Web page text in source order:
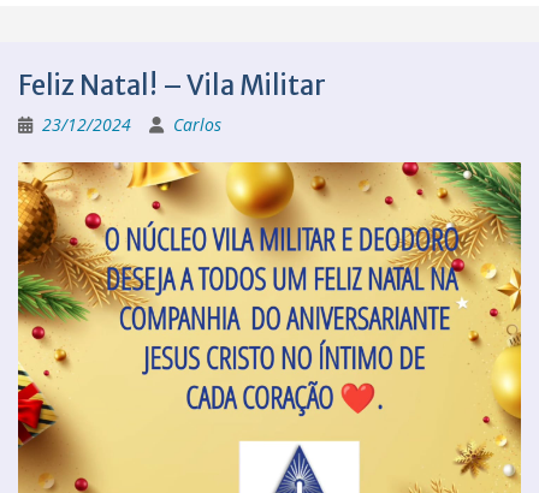
Feliz Natal! – Vila Militar
23/12/2024 Carlos